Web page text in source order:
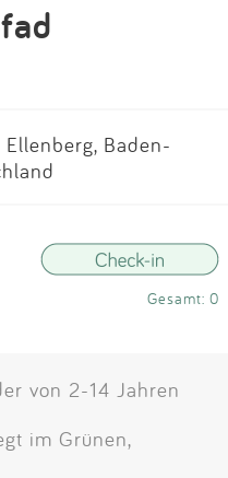
Baden-
Gesamt: 0
von 2-14 Jahren
im Grünen,